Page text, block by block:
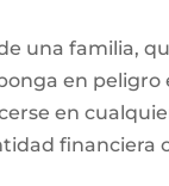
una familia,
en
en